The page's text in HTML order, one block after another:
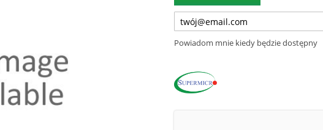
Powiadom mnie kiedy będzie dostępny